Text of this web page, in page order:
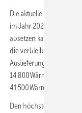
Die aktuelle Prognose
im Jahr 2024 in
absetzen kann. Verteilt
die verbleibenden 7
Auslieferung von 18 000
14 800 Wärmepumpen/
41 500 Wärmepumpen/
Den höchsten Rückgang